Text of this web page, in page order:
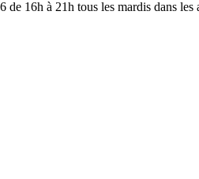
16h à 21h tous les mardis dans